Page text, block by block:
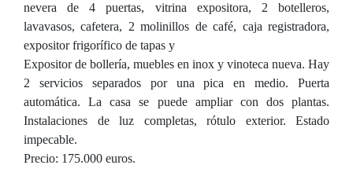
nevera de 4 puertas, vitrina expositora, 2 botelleros,
lavavasos, cafetera, 2 molinillos de café, caja registradora,
expositor frigorífico de tapas y
Expositor de bollería, muebles en inox y vinoteca nueva. Hay
2 servicios separados por una pica en medio. Puerta
automática. La casa se puede ampliar con dos plantas.
Instalaciones de luz completas, rótulo exterior. Estado
impecable.
Precio: 175.000 euros.